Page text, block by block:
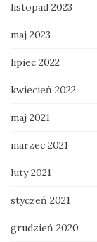
listopad 2023
maj 2023
lipiec 2022
kwiecień 2022
maj 2021
marzec 2021
luty 2021
styczeń 2021
grudzień 2020